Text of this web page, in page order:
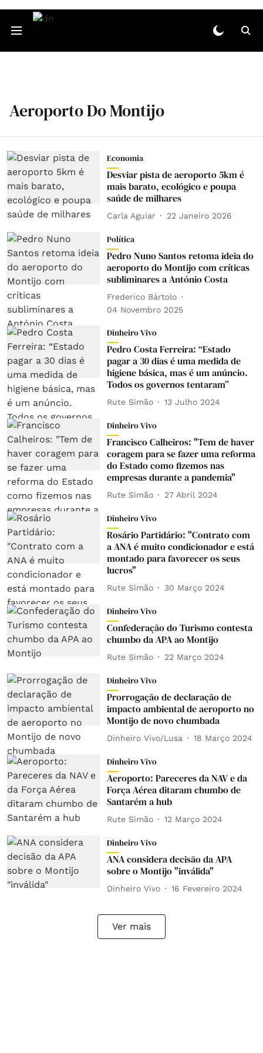
Aeroporto Do Montijo
Economia
Desviar pista de aeroporto 5km é
mais barato, ecológico e poupa
saúde de milhares
Carla Aguiar 22 Janeiro 2026
Política
Pedro Nuno Santos retoma ideia do
aeroporto do Montijo com críticas
subliminares a António Costa
Frederico Bártolo
04 Novembro 2025
Dinheiro Vivo
Pedro Costa Ferreira: “Estado
pagar a 30 dias é uma medida de
higiene básica, mas é um anúncio.
Todos os governos tentaram”
Rute Simão 13 Julho 2024
Dinheiro Vivo
Francisco Calheiros: "Tem de haver
coragem para se fazer uma reforma
do Estado como fizemos nas
empresas durante a pandemia"
Rute Simão 27 Abril 2024
Dinheiro Vivo
Rosário Partidário: "Contrato com
a ANA é muito condicionador e está
montado para favorecer os seus
lucros"
Rute Simão 30 Março 2024
Dinheiro Vivo
Confederação do Turismo contesta
chumbo da APA ao Montijo
Rute Simão 22 Março 2024
Dinheiro Vivo
Prorrogação de declaração de
impacto ambiental de aeroporto no
Montijo de novo chumbada
Dinheiro Vivo/Lusa 18 Março 2024
Dinheiro Vivo
Aeroporto: Pareceres da NAV e da
Força Aérea ditaram chumbo de
Santarém a hub
Rute Simão 12 Março 2024
Dinheiro Vivo
ANA considera decisão da APA
sobre o Montijo "inválida"
Dinheiro Vivo 16 Fevereiro 2024
Ver mais